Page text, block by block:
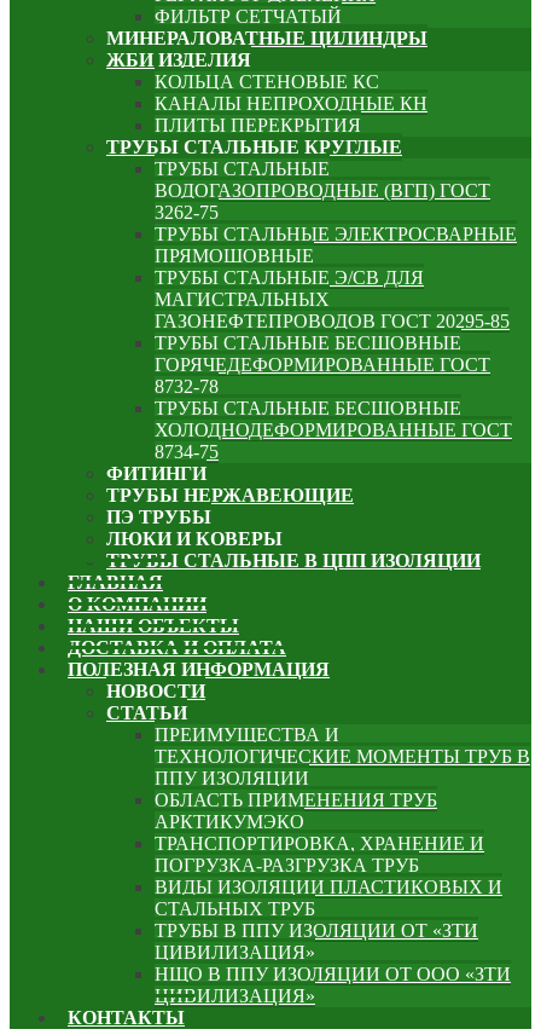
ФИЛЬТР СЕТЧАТЫЙ
МИНЕРАЛОВАТНЫЕ ЦИЛИНДРЫ
ЖБИ ИЗДЕЛИЯ
КОЛЬЦА СТЕНОВЫЕ КС
КАНАЛЫ НЕПРОХОДНЫЕ КН
ПЛИТЫ ПЕРЕКРЫТИЯ
ТРУБЫ СТАЛЬНЫЕ КРУГЛЫЕ
ТРУБЫ СТАЛЬНЫЕ
ВОДОГАЗОПРОВОДНЫЕ (ВГП) ГОСТ
3262-75
ТРУБЫ СТАЛЬНЫЕ ЭЛЕКТРОСВАРНЫЕ
ПРЯМОШОВНЫЕ
ТРУБЫ СТАЛЬНЫЕ Э/СВ ДЛЯ
МАГИСТРАЛЬНЫХ
ГАЗОНЕФТЕПРОВОДОВ ГОСТ 20295-85
ТРУБЫ СТАЛЬНЫЕ БЕСШОВНЫЕ
ГОРЯЧЕДЕФОРМИРОВАННЫЕ ГОСТ
8732-78
ТРУБЫ СТАЛЬНЫЕ БЕСШОВНЫЕ
ХОЛОДНОДЕФОРМИРОВАННЫЕ ГОСТ
8734-75
ФИТИНГИ
ТРУБЫ НЕРЖАВЕЮЩИЕ
ПЭ ТРУБЫ
ЛЮКИ И КОВЕРЫ
ТРУБЫ СТАЛЬНЫЕ В ЦПП ИЗОЛЯЦИИ
ГЛАВНАЯ
О КОМПАНИИ
НАШИ ОБЪЕКТЫ
ДОСТАВКА И ОПЛАТА
ПОЛЕЗНАЯ ИНФОРМАЦИЯ
НОВОСТИ
СТАТЬИ
ПРЕИМУЩЕСТВА И
ТЕХНОЛОГИЧЕСКИЕ МОМЕНТЫ ТРУБ В
ППУ ИЗОЛЯЦИИ
ОБЛАСТЬ ПРИМЕНЕНИЯ ТРУБ
АРКТИКУМЭКО
ТРАНСПОРТИРОВКА, ХРАНЕНИЕ И
ПОГРУЗКА-РАЗГРУЗКА ТРУБ
ВИДЫ ИЗОЛЯЦИИ ПЛАСТИКОВЫХ И
СТАЛЬНЫХ ТРУБ
ТРУБЫ В ППУ ИЗОЛЯЦИИ ОТ «ЗТИ
ЦИВИЛИЗАЦИЯ»
НЩО В ППУ ИЗОЛЯЦИИ ОТ ООО «ЗТИ
ЦИВИЛИЗАЦИЯ»
КОНТАКТЫ